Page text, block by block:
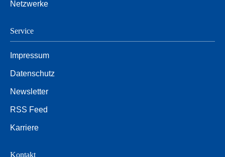
Netzwerke
Service
Impressum
Datenschutz
Newsletter
RSS Feed
Karriere
Kontakt